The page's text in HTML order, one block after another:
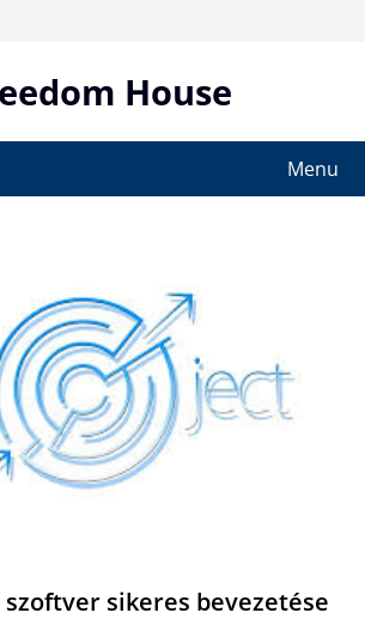
House
Menu
sikeres bevezetése